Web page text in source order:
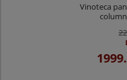
Vinoteca